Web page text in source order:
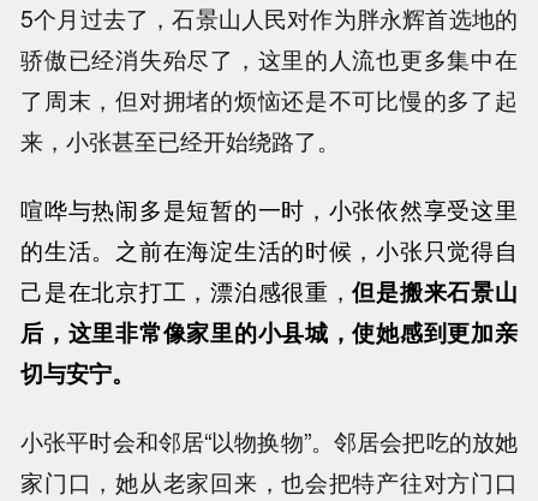
5个月过去了，石景山人民对作为胖永辉首选地的
骄傲已经消失殆尽了，这里的人流也更多集中在
了周末，但对拥堵的烦恼还是不可比慢的多了起
来，小张甚至已经开始绕路了。
喧哗与热闹多是短暂的一时，小张依然享受这里
的生活。之前在海淀生活的时候，小张只觉得自
己是在北京打工，漂泊感很重，但是搬来石景山
后，这里非常像家里的小县城，使她感到更加亲
切与安宁。
小张平时会和邻居“以物换物”。邻居会把吃的放她
家门口，她从老家回来，也会把特产往对方门口